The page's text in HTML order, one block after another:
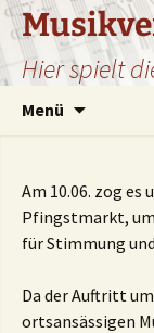
Zum
Inhalt
springen
Hier spielt
Menü
Am 10.06. zog es
Pfingstmarkt,
für Stimmung
Da der Auftritt
ortsansässigen